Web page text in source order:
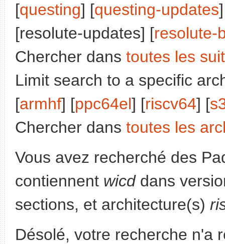
[questing] [questing-updates
[resolute-updates] [resolute-
Chercher dans toutes les
Limit search to a specific
[armhf] [ppc64el] [riscv64] [
Chercher dans toutes les
Vous avez recherché des
contiennent wicddans
sections, et architecture(s)
Désolé, votre recherche n'a